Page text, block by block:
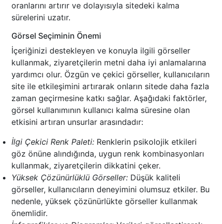
oranlarını artırır ve dolayısıyla sitedeki kalma
sürelerini uzatır.
Görsel Seçiminin Önemi
İçeriğinizi destekleyen ve konuyla ilgili görseller
kullanmak, ziyaretçilerin metni daha iyi anlamalarına
yardımcı olur. Özgün ve çekici görseller, kullanıcıların
site ile etkileşimini artırarak onların sitede daha fazla
zaman geçirmesine katkı sağlar. Aşağıdaki faktörler,
görsel kullanımının kullanıcı kalma süresine olan
etkisini artıran unsurlar arasındadır:
İlgi Çekici Renk Paleti: Renklerin psikolojik etkileri
göz önüne alındığında, uygun renk kombinasyonları
kullanmak, ziyaretçilerin dikkatini çeker.
Yüksek Çözünürlüklü Görseller: Düşük kaliteli
görseller, kullanıcıların deneyimini olumsuz etkiler. Bu
nedenle, yüksek çözünürlükte görseller kullanmak
önemlidir.